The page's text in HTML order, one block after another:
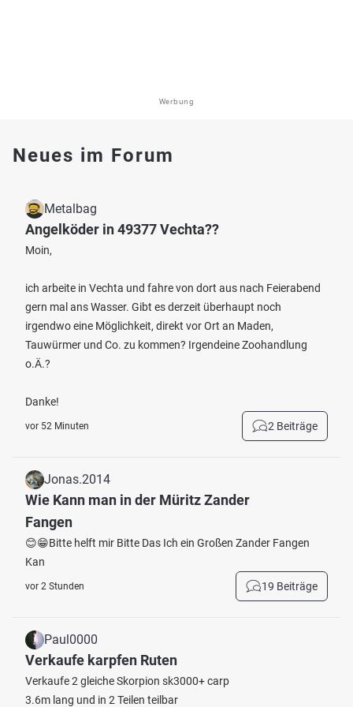
Werbung
Neues im Forum
Metalbag
Angelköder in 49377 Vechta??
Moin,
ich arbeite in Vechta und fahre von dort aus nach Feierabend
gern mal ans Wasser. Gibt es derzeit überhaupt noch
irgendwo eine Möglichkeit, direkt vor Ort an Maden,
Tauwürmer und Co. zu kommen? Irgendeine Zoohandlung
o.Ä.?
Danke!
vor 52 Minuten 2 Beiträge
Jonas.2014
Wie Kann man in der Müritz Zander
Fangen
😊😁Bitte helft mir Bitte Das Ich ein Großen Zander Fangen
Kan
vor 2 Stunden 19 Beiträge
Paul0000
Verkaufe karpfen Ruten
Verkaufe 2 gleiche Skorpion sk3000+ carp
3.6m lang und in 2 Teilen teilbar